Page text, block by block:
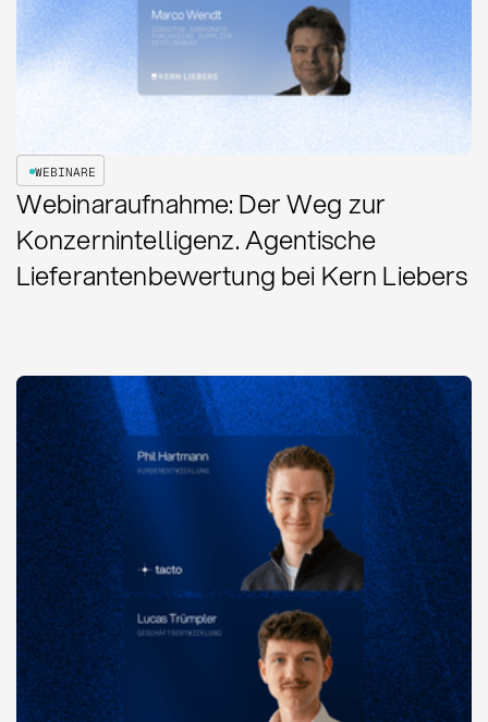
WEBINARE
Webinaraufnahme: Der Weg zur
Konzernintelligenz. Agentische
Lieferantenbewertung bei Kern Liebers